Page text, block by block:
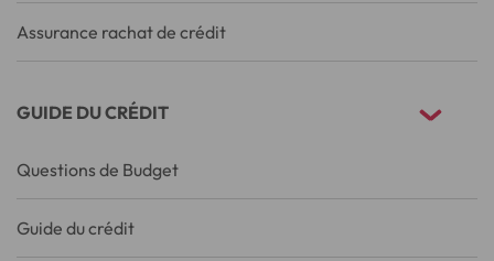
Assurance rachat de crédit
GUIDE DU CRÉDIT
Questions de Budget
Guide du crédit